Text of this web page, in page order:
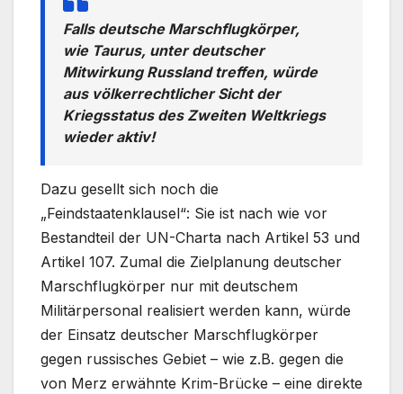
Falls deutsche Marschflugkörper,
wie Taurus, unter deutscher
Mitwirkung Russland treffen, würde
aus völkerrechtlicher Sicht der
Kriegsstatus des Zweiten Weltkriegs
wieder aktiv!
Dazu gesellt sich noch die
„Feindstaatenklausel“: Sie ist nach wie vor
Bestandteil der UN-Charta nach Artikel 53 und
Artikel 107. Zumal die Zielplanung deutscher
Marschflugkörper nur mit deutschem
Militärpersonal realisiert werden kann, würde
der Einsatz deutscher Marschflugkörper
gegen russisches Gebiet – wie z.B. gegen die
von Merz erwähnte Krim-Brücke – eine direkte